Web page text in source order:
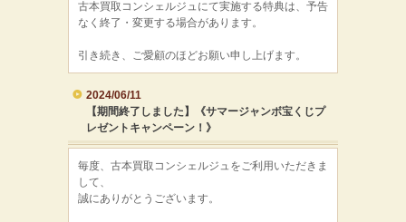
古本買取コンシェルジュにて実施する特典は、予告
なく終了・変更する場合があります。
引き続き、ご愛顧のほどお願い申し上げます。
2024/06/11
【期間終了しました】《サマージャンボ宝くじプ
レゼントキャンペーン！》
毎度、古本買取コンシェルジュをご利用いただきま
して、
誠にありがとうございます。